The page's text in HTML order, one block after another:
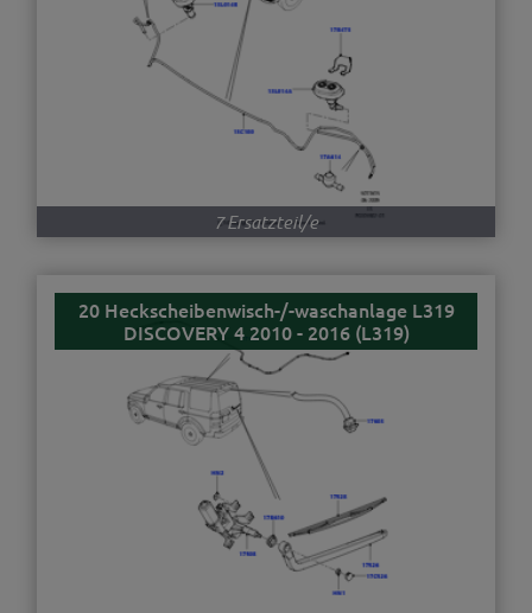
7 Ersatzteil/e
20 Heckscheibenwisch-/-waschanlage L319
DISCOVERY 4 2010 - 2016 (L319)